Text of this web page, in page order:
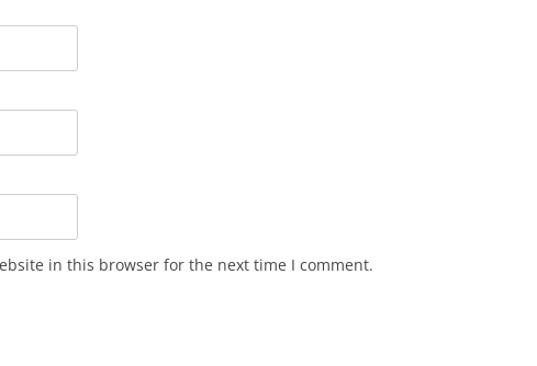
in this browser for the next time I comment.